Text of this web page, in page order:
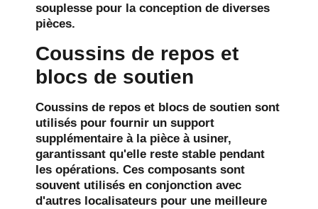
souplesse pour la conception de diverses
pièces.
Coussins de repos et
blocs de soutien
Coussins de repos et blocs de soutien sont
utilisés pour fournir un support
supplémentaire à la pièce à usiner,
garantissant qu'elle reste stable pendant
les opérations. Ces composants sont
souvent utilisés en conjonction avec
d'autres localisateurs pour une meilleure